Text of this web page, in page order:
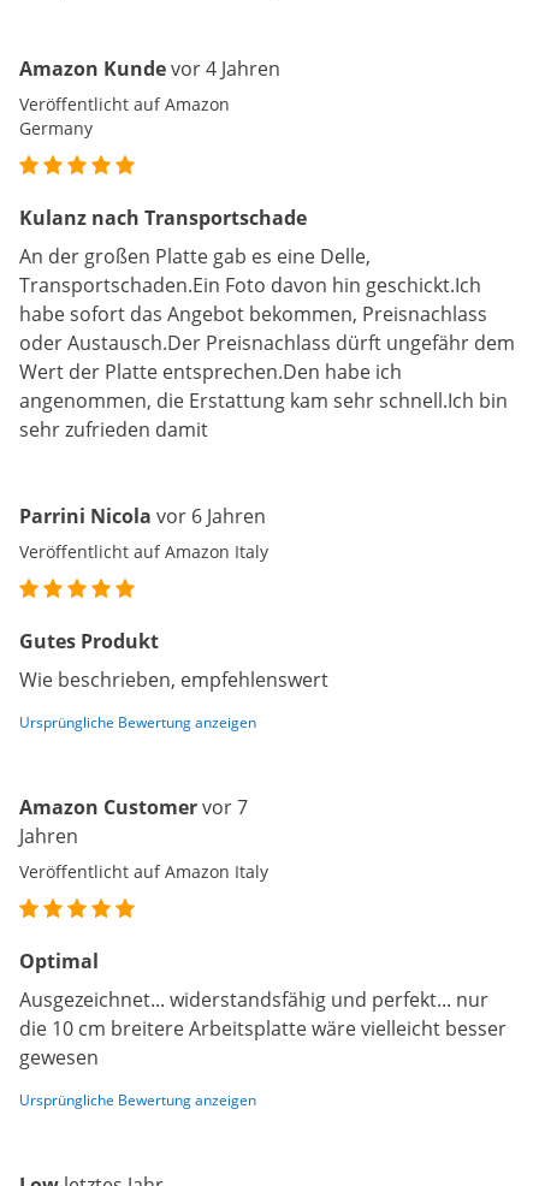
Amazon Kundevor 4 Jahren
Veröffentlicht auf Amazon
Germany
Kulanz nach Transportschade
An der großen Platte gab es eine Delle,
Transportschaden.Ein Foto davon hin geschickt.Ich
habe sofort das Angebot bekommen, Preisnachlass
oder Austausch.Der Preisnachlass dürft ungefähr dem
Wert der Platte entsprechen.Den habe ich
angenommen, die Erstattung kam sehr schnell.Ich bin
sehr zufrieden damit
Parrini Nicola vor 6 Jahren
Veröffentlicht auf Amazon Italy
Gutes Produkt
Wie beschrieben, empfehlenswert
Ursprüngliche Bewertung anzeigen
Amazon Customervor 7
Jahren
Veröffentlicht auf Amazon Italy
Optimal
Ausgezeichnet... widerstandsfähig und perfekt... nur
die 10 cm breitere Arbeitsplatte wäre vielleicht besser
gewesen
Ursprüngliche Bewertung anzeigen